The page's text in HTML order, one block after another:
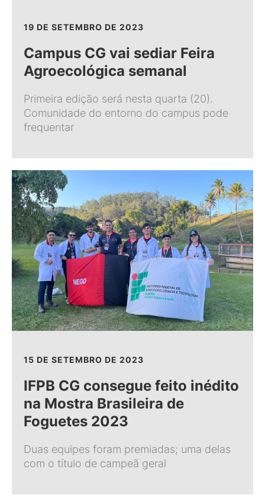
19 DE SETEMBRO DE 2023
Campus CG vai sediar Feira
Agroecológica semanal
Primeira edição será nesta quarta (20).
Comunidade do entorno do campus pode
frequentar
15 DE SETEMBRO DE 2023
IFPB CG consegue feito inédito
na Mostra Brasileira de
Foguetes 2023
Duas equipes foram premiadas; uma delas
com o título de campeã geral